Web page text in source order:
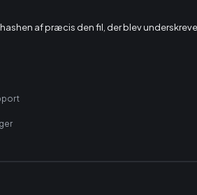
af præcis den fil, der blev